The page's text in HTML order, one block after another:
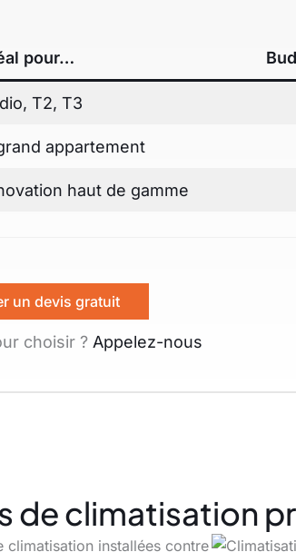
pour…
T2, T3
appartement
haut de gamme
un devis gratuit
choisir ? Appelez-nous
climatisation